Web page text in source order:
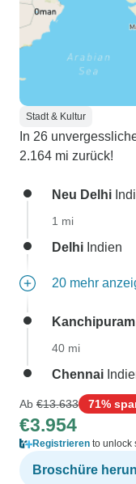
Stadt & Kultur
In 26
2.164 mi zurück!
Neu Delhi
1 mi
Delhi Indien
20 mehr
Kanchipuram
40 mi
Chennai
Ab €13.633 71%
€3.954
Registrieren to unlock
Broschüre